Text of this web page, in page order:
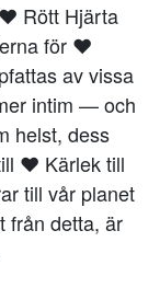
Rött Hjärta
för ❤️️
av vissa
intim — och
helst, dess
❤️️ Kärlek till
till vår planet
från detta, är